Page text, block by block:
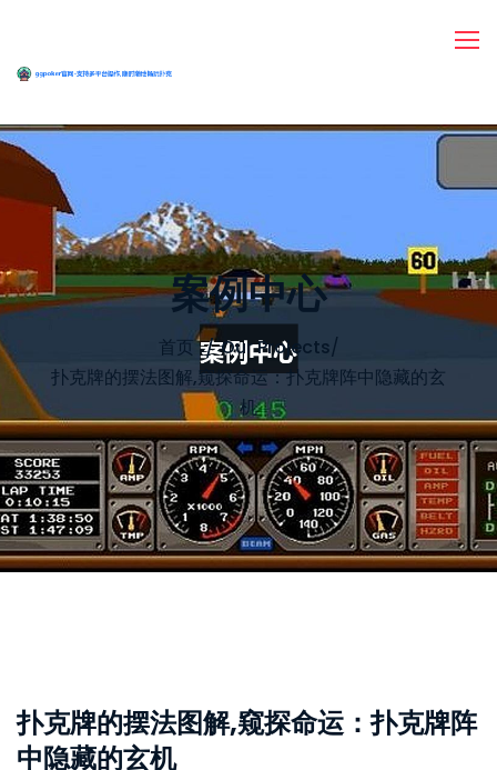
案例中心
首页 Our Projects/
扑克牌的摆法图解,窥探命运：扑克牌阵中隐藏的玄
机
扑克牌的摆法图解,窥探命运：扑克牌阵
中隐藏的玄机